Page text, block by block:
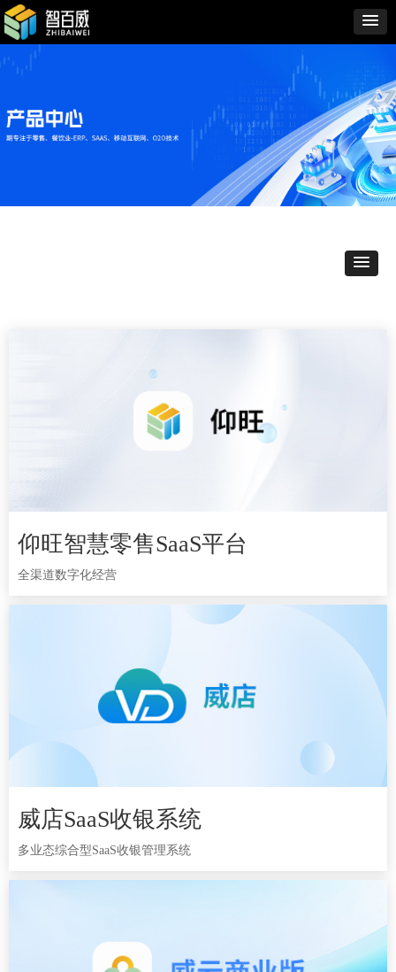
仰旺智慧零售SaaS平台
全渠道数字化经营
仰旺智慧零售SaaS平台
全渠道数字化经营
威店SaaS收银系统
多业态综合型SaaS收银管理系统
威店SaaS收银系统
多业态综合型SaaS收银管理系统